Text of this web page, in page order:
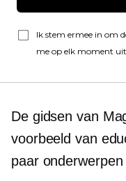
Ik stem ermee in om
me op elk moment
De gidsen van
voorbeeld van
paar onderwerpen